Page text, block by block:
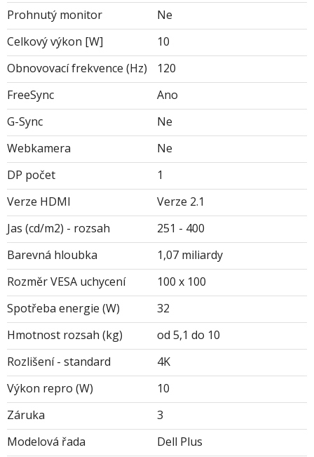
Prohnutý monitor
Ne
Celkový výkon [W]
10
Obnovovací frekvence (Hz)
120
FreeSync
Ano
G-Sync
Ne
Webkamera
Ne
DP počet
1
Verze HDMI
Verze 2.1
Jas (cd/m2) - rozsah
251 - 400
Barevná hloubka
1,07 miliardy
Rozměr VESA uchycení
100 x 100
Spotřeba energie (W)
32
Hmotnost rozsah (kg)
od 5,1 do 10
Rozlišení - standard
4K
Výkon repro (W)
10
Záruka
3
Modelová řada
Dell Plus